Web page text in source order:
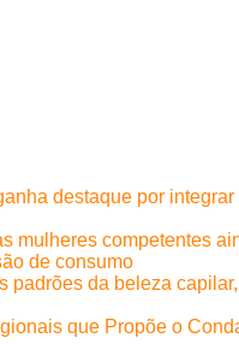
destaque por
mulheres competentes
da beleza
que Propõe o